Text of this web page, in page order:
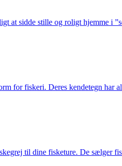
sidde stille og roligt hjemme i
for fiskeri. Deres kendetegn
til dine fisketure. De sælger